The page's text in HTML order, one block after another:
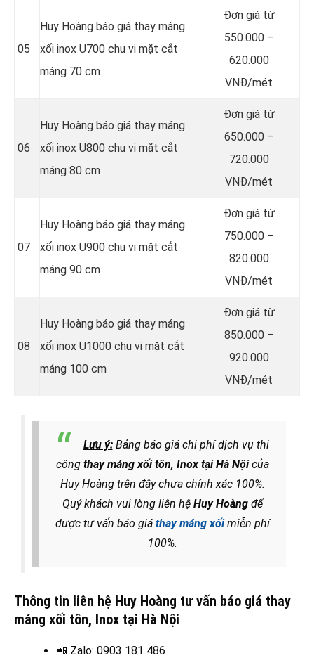
05
Huy Hoàng báo giá thay máng
xối inox U700 chu vi mặt cắt
máng 70 cm
Đơn giá từ
550.000 –
620.000
VNĐ/mét
06
Huy Hoàng báo giá thay máng
xối inox U800 chu vi mặt cắt
máng 80 cm
Đơn giá từ
650.000 –
720.000
VNĐ/mét
07
Huy Hoàng báo giá thay máng
xối inox U900 chu vi mặt cắt
máng 90 cm
Đơn giá từ
750.000 –
820.000
VNĐ/mét
08
Huy Hoàng báo giá thay máng
xối inox U1000 chu vi mặt cắt
máng 100 cm
Đơn giá từ
850.000 –
920.000
VNĐ/mét
Lưu ý:Bảng báo giá chi phí dịch vụ thi
công thay máng xối tôn, Inox tại Hà Nộicủa
Huy Hoàng trên đây chưa chính xác 100%.
Quý khách vui lòng liên hệ Huy Hoàngđể
được tư vấn báo giá thay máng xốimiễn phí
100%.
Thông tin liên hệ Huy Hoàng tư vấn báo giá thay
máng xối tôn, Inox tại Hà Nội
📲 Zalo: 0903 181 486